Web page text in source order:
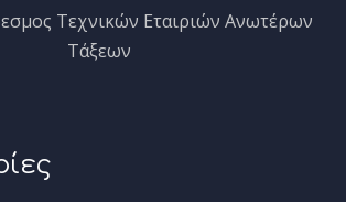
Τεχνικών Εταιριών Ανωτέρων
Τάξεων